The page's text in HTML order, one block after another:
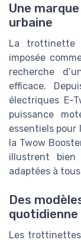
Une
urbaine
La trottinette
imposée
recherche
efficace.
électriques E-
puissance
essentiels pour
la Twow
illustrent bien
adaptées à
Des
quotidienne
Les